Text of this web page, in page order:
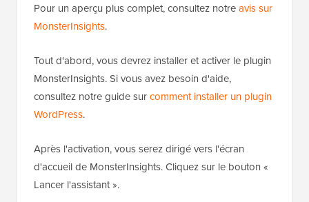
Pour un aperçu plus complet, consultez notreavis sur
MonsterInsights.
Tout d'abord, vous devrez installer et activer le plugin
MonsterInsights. Si vous avez besoin d'aide,
consultez notre guide surcomment installer un plugin
WordPress.
Après l'activation, vous serez dirigé vers l'écran
d'accueil de MonsterInsights. Cliquez sur le bouton «
Lancer l'assistant ».